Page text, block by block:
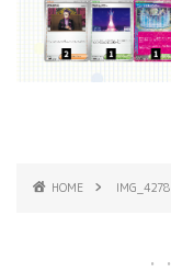
HOME IMG_4278